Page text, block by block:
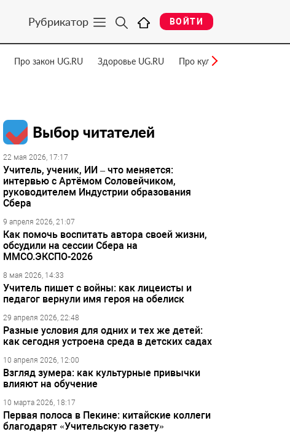
Рубрикатор ВОЙТИ
Про закон UG.RU Здоровье UG.RU Про культуру UG.RU
Выбор читателей
22 мая 2026, 17:17
Учитель, ученик, ИИ – что меняется:
интервью с Артёмом Соловейчиком,
руководителем Индустрии образования
Сбера
9 апреля 2026, 21:07
Как помочь воспитать автора своей жизни,
обсудили на сессии Сбера на
ММСО.ЭКСПО-2026
8 мая 2026, 14:33
Учитель пишет с войны: как лицеисты и
педагог вернули имя героя на обелиск
29 апреля 2026, 22:48
Разные условия для одних и тех же детей:
как сегодня устроена среда в детских садах
10 апреля 2026, 12:00
Взгляд зумера: как культурные привычки
влияют на обучение
10 марта 2026, 18:17
Первая полоса в Пекине: китайские коллеги
благодарят «Учительскую газету»